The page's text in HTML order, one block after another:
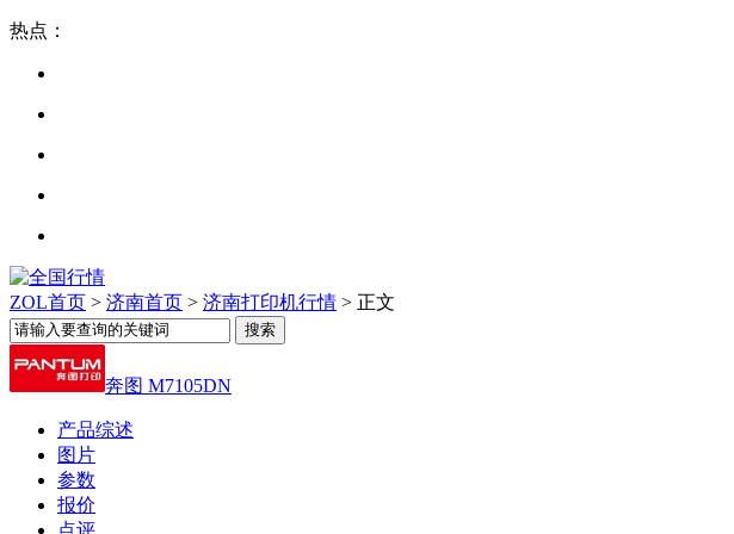
热点：
ZOL首页 > 济南首页 > 济南打印机行情 > 正文
奔图 M7105DN
产品综述
图片
参数
报价
点评